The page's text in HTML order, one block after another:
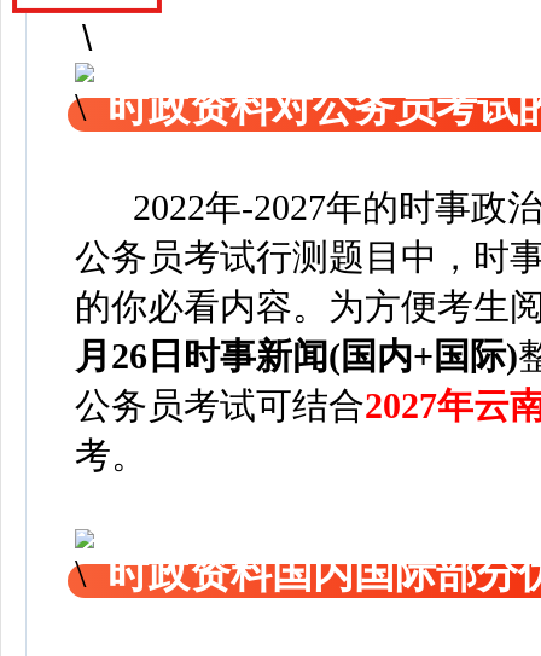
时政资料对公务员考试
2022年-2027年的时事政
公务员考试行测题目中，时
的你必看内容。为方便考生
月26日 时事新闻(国内+国际)
公务员考试可结合2027年云
考。
时政资料国内国际部分